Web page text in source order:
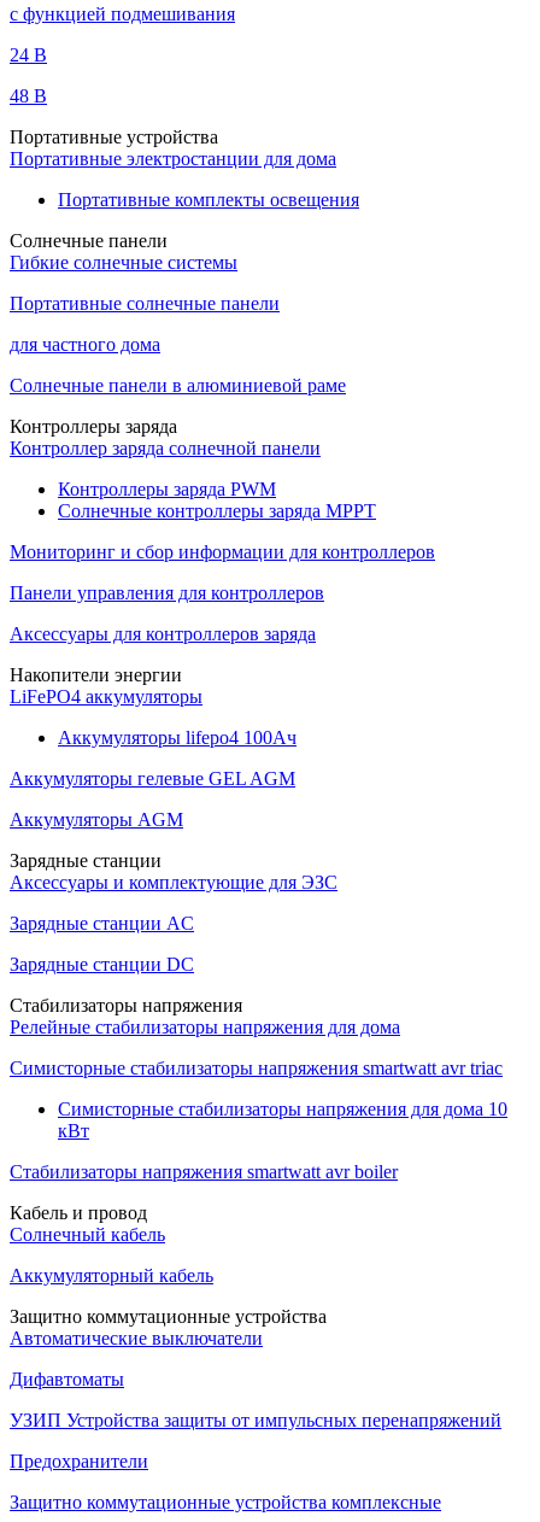
с функцией подмешивания
24 B
48 B
Портативные устройства
Портативные электростанции для дома
Портативные комплекты освещения
Солнечные панели
Гибкие солнечные системы
Портативные солнечные панели
для частного дома
Солнечные панели в алюминиевой раме
Контроллеры заряда
Контроллер заряда солнечной панели
Контроллеры заряда PWM
Солнечные контроллеры заряда MPPT
Мониторинг и сбор информации для контроллеров
Панели управления для контроллеров
Аксессуары для контроллеров заряда
Накопители энергии
LiFePO4 аккумуляторы
Аккумуляторы lifepo4 100Ач
Аккумуляторы гелевые GEL AGM
Аккумуляторы AGM
Зарядные станции
Аксессуары и комплектующие для ЭЗС
Зарядные станции AC
Зарядные станции DC
Стабилизаторы напряжения
Релейные стабилизаторы напряжения для дома
Симисторные стабилизаторы напряжения smartwatt avr triac
Симисторные стабилизаторы напряжения для дома 10
кВт
Стабилизаторы напряжения smartwatt avr boiler
Кабель и провод
Солнечный кабель
Аккумуляторный кабель
Защитно коммутационные устройства
Автоматические выключатели
Дифавтоматы
УЗИП Устройства защиты от импульсных перенапряжений
Предохранители
Защитно коммутационные устройства комплексные